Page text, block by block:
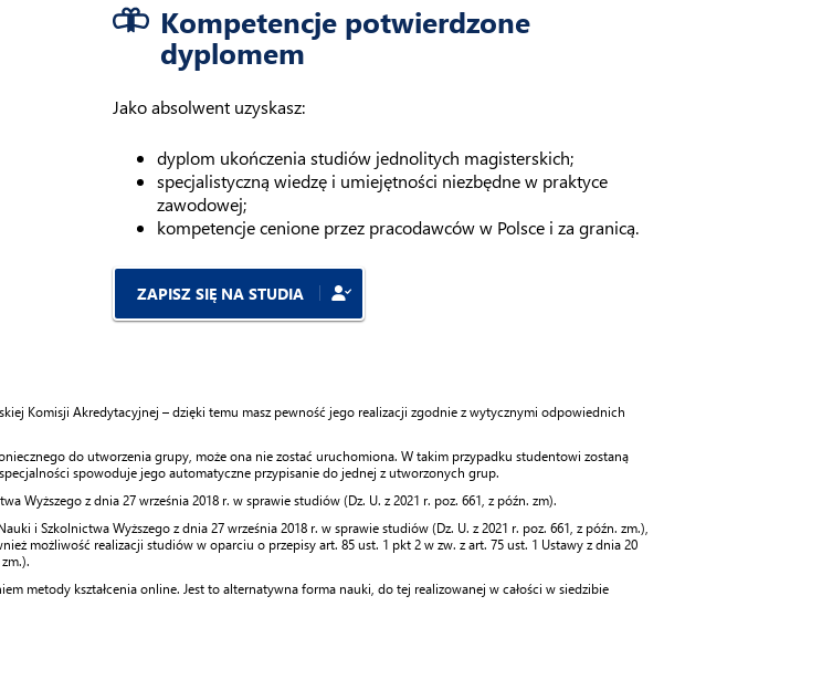
Kompetencje potwierdzone
dyplomem
Jako absolwent uzyskasz:
dyplom ukończenia studiów jednolitych magisterskich;
specjalistyczną wiedzę i umiejętności niezbędne w praktyce
zawodowej;
kompetencje cenione przez pracodawców w Polsce i za granicą.
ZAPISZ SIĘ NA STUDIA
Komisji Akredytacyjnej – dzięki temu masz pewność jego realizacji zgodnie z wytycznymi odpowiednich
do utworzenia grupy, może ona nie zostać uruchomiona. W takim przypadku studentowi zostaną
spowoduje jego automatyczne przypisanie do jednej z utworzonych grup.
z dnia 27 września 2018 r. w sprawie studiów (Dz. U. z 2021 r. poz. 661, z późn. zm).
i Szkolnictwa Wyższego z dnia 27 września 2018 r. w sprawie studiów (Dz. U. z 2021 r. poz. 661, z późn. zm.),
możliwość realizacji studiów w oparciu o przepisy art. 85 ust. 1 pkt 2 w zw. z art. 75 ust. 1 Ustawy z dnia 20
metody kształcenia online. Jest to alternatywna forma nauki, do tej realizowanej w całości w siedzibie